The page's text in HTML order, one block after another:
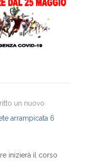
un nuovo
arrampicata 6
inizierà il corso